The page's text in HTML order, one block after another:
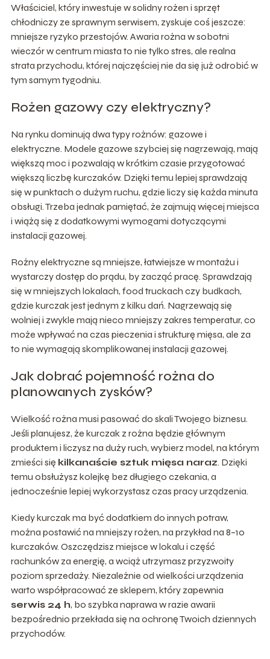
Właściciel, który inwestuje w solidny rożen i sprzęt
chłodniczy ze sprawnym serwisem, zyskuje coś jeszcze:
mniejsze ryzyko przestojów. Awaria rożna w sobotni
wieczór w centrum miasta to nie tylko stres, ale realna
strata przychodu, której najczęściej nie da się już odrobić w
tym samym tygodniu.
Rożen gazowy czy elektryczny?
Na rynku dominują dwa typy rożnów: gazowe i
elektryczne. Modele gazowe szybciej się nagrzewają, mają
większą moc i pozwalają w krótkim czasie przygotować
większą liczbę kurczaków. Dzięki temu lepiej sprawdzają
się w punktach o dużym ruchu, gdzie liczy się każda minuta
obsługi. Trzeba jednak pamiętać, że zajmują więcej miejsca
i wiążą się z dodatkowymi wymogami dotyczącymi
instalacji gazowej.
Rożny elektryczne są mniejsze, łatwiejsze w montażu i
wystarczy dostęp do prądu, by zacząć pracę. Sprawdzają
się w mniejszych lokalach, food truckach czy budkach,
gdzie kurczak jest jednym z kilku dań. Nagrzewają się
wolniej i zwykle mają nieco mniejszy zakres temperatur, co
może wpływać na czas pieczenia i strukturę mięsa, ale za
to nie wymagają skomplikowanej instalacji gazowej.
Jak dobrać pojemność rożna do
planowanych zysków?
Wielkość rożna musi pasować do skali Twojego biznesu.
Jeśli planujesz, że kurczak z rożna będzie głównym
produktem i liczysz na duży ruch, wybierz model, na którym
zmieści się kilkanaście sztuk mięsa naraz. Dzięki
temu obsłużysz kolejkę bez długiego czekania, a
jednocześnie lepiej wykorzystasz czas pracy urządzenia.
Kiedy kurczak ma być dodatkiem do innych potraw,
można postawić na mniejszy rożen, na przykład na 8–10
kurczaków. Oszczędzisz miejsce w lokalu i część
rachunków za energię, a wciąż utrzymasz przyzwoity
poziom sprzedaży. Niezależnie od wielkości urządzenia
warto współpracować ze sklepem, który zapewnia
serwis 24 h, bo szybka naprawa w razie awarii
bezpośrednio przekłada się na ochronę Twoich dziennych
przychodów.